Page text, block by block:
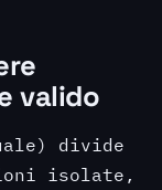
valido
divide
isolate,